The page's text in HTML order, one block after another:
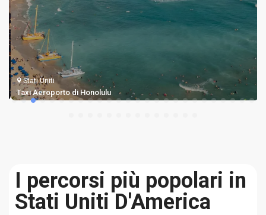
Stati Uniti
Taxi Aeroporto di Honolulu
I percorsi più popolari in
Stati Uniti D'America